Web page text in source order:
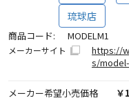
琉球店
商品コード: MODELM1
メーカーサイト
https://
s/
メーカー希望小売価格